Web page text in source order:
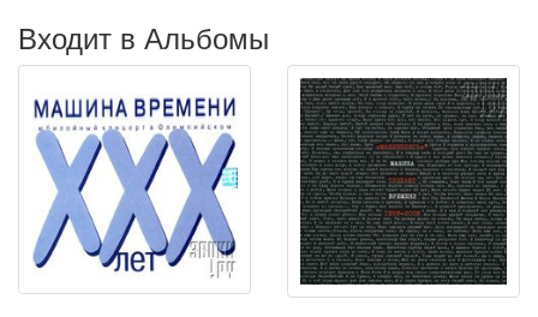
Входит в Альбомы